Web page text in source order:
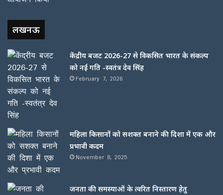
लखनऊ
केंद्रीय बजट 2026-27 से विकसित भारत के संकल्प
को नई गति -स्वतंत्र देव सिंह
February 7, 2026
महिला किसानों को सशक्त बनाने की दिशा में एक और
प्रभावी कदम
November 8, 2025
जनता की समस्याओं के त्वरित निस्तारण हेतु